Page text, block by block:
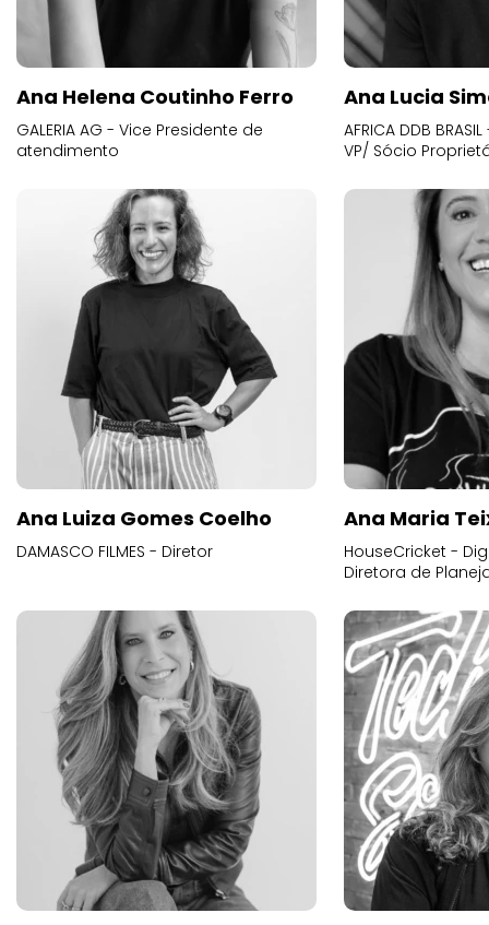
Ana Helena Coutinho Ferro
GALERIA AG - Vice Presidente de
atendimento
Ana Lucia
AFRICA DDB
VP/ Sócio
Ana Luiza Gomes Coelho
DAMASCO FILMES - Diretor
Ana Maria
HouseCricket -
Diretora de